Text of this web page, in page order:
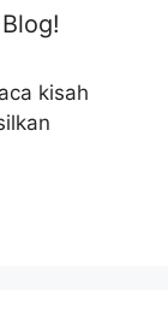
kisah